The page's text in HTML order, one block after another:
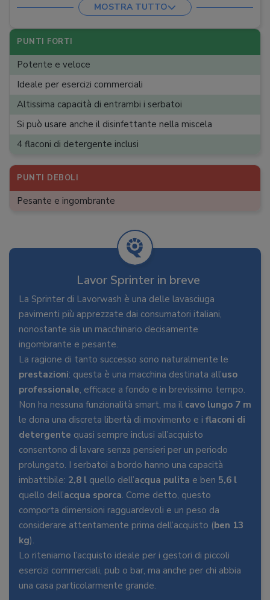
Base di stazionamento
Lunghezza cavo
Peso
MOSTRA TUTTO
PUNTI FORTI
Potente e veloce
Ideale per esercizi commerciali
Altissima capacità di entrambi i serbatoi
Si può usare anche il disinfettante nella miscela
4 flaconi di detergente inclusi
PUNTI DEBOLI
Pesante e ingombrante
Lavor Sprinter in breve
La Sprinter di Lavorwash è una delle lavasciuga
pavimenti più apprezzate dai consumatori italiani,
nonostante sia un macchinario decisamente
ingombrante e pesante.
La ragione di tanto successo sono naturalmente le
prestazioni: questa è una macchina destinata all’uso
professionale, efficace a fondo e in brevissimo tempo.
Non ha nessuna funzionalità smart, ma il cavo lungo 7 m
le dona una discreta libertà di movimento e i flaconi di
detergente quasi sempre inclusi all’acquisto
consentono di lavare senza pensieri per un periodo
prolungato. I serbatoi a bordo hanno una capacità
imbattibile: 2,8 l quello dell’acqua pulita e ben 5,6 l
quello dell’acqua sporca. Come detto, questo
comporta dimensioni ragguardevoli e un peso da
considerare attentamente prima dell’acquisto (ben 13
kg).
Lo riteniamo l’acquisto ideale per i gestori di piccoli
esercizi commerciali, pub o bar, ma anche per chi abbia
una casa particolarmente grande.